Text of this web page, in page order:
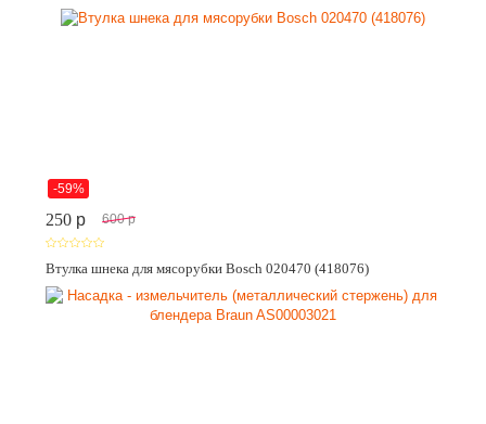
-59%
250 p 600 p
Втулка шнека для мясорубки Bosch 020470 (418076)